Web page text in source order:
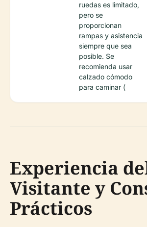
ruedas es limitado,
pero se
proporcionan
rampas y asistencia
siempre que sea
posible. Se
recomienda usar
calzado cómodo
para caminar (
Experiencia
Visitante y
Prácticos